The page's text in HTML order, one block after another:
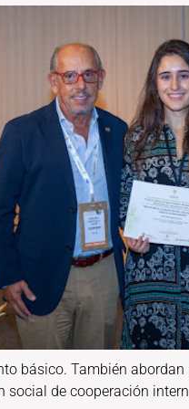
básico. También
social de cooperación